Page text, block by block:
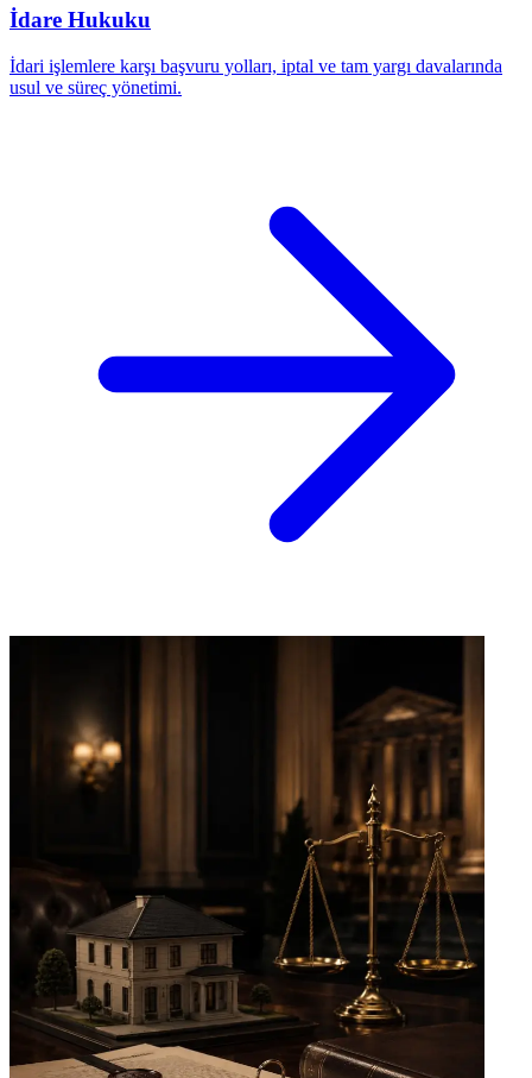
İdare Hukuku
İdari işlemlere karşı başvuru yolları, iptal ve tam yargı davalarında
usul ve süreç yönetimi.